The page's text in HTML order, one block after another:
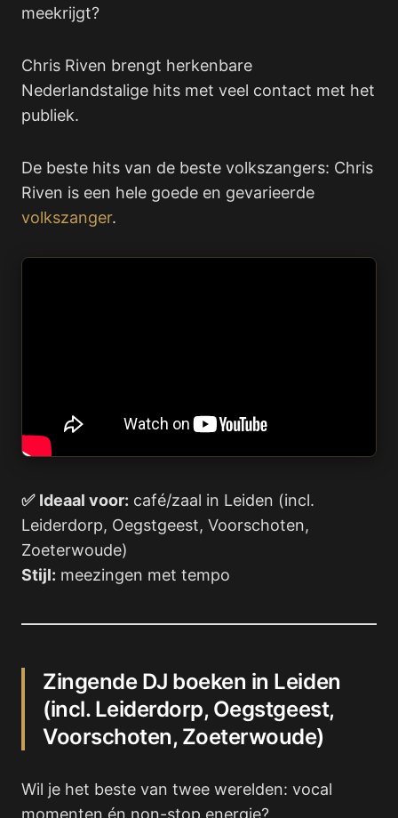
meekrijgt?
Chris Riven brengt herkenbare
Nederlandstalige hits met veel contact met het
publiek.
De beste hits van de beste volkszangers: Chris
Riven is een hele goede en gevarieerde
volkszanger.
✅ Ideaal voor: café/zaal in Leiden (incl.
Leiderdorp, Oegstgeest, Voorschoten,
Zoeterwoude)
Stijl: meezingen met tempo
Zingende DJ boeken in Leiden
(incl. Leiderdorp, Oegstgeest,
Voorschoten, Zoeterwoude)
Wil je het beste van twee werelden: vocal
momenten én non-stop energie?